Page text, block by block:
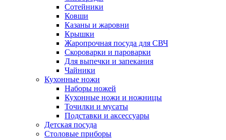
Сотейники
Ковши
Казаны и жаровни
Крышки
Жаропрочная посуда для СВЧ
Скороварки и пароварки
Для выпечки и запекания
Чайники
Кухонные ножи
Наборы ножей
Кухонные ножи и ножницы
Точилки и мусаты
Подставки и аксессуары
Детская посуда
Столовые приборы